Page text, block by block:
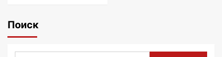
Поиск